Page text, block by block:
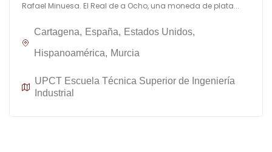
Rafael Minuesa. El Real de a Ocho, una moneda de plata...
Cartagena España Estados Unidos
Hispanoamérica Murcia
UPCT Escuela Técnica Superior de Ingeniería
Industrial